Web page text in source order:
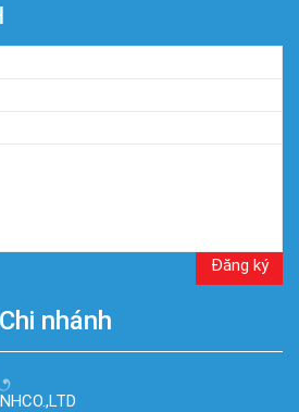
Chi nhánh